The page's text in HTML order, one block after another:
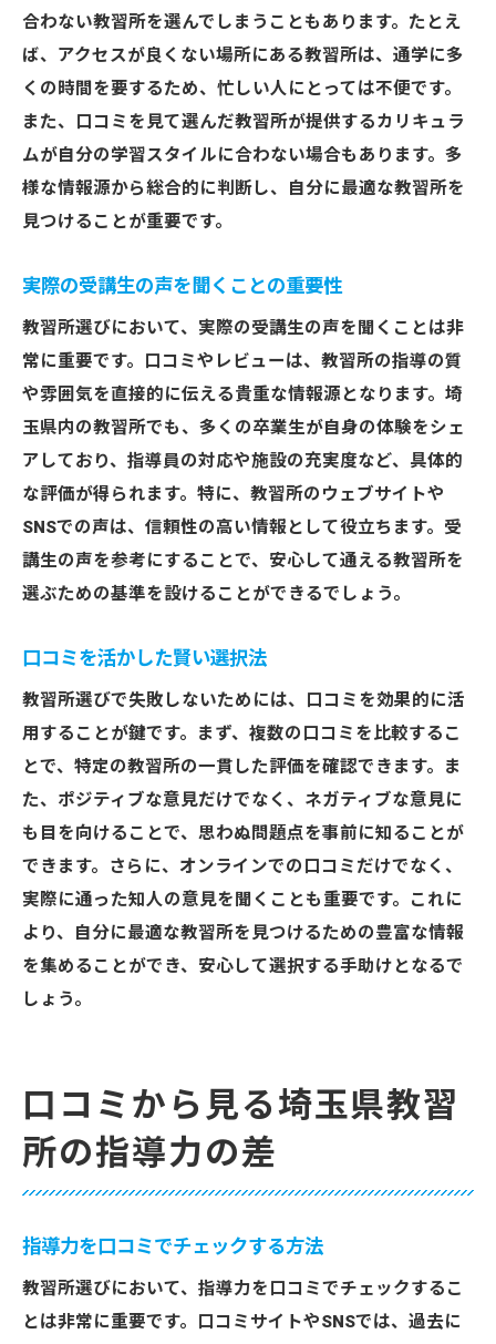
合わない教習所を選んでしまうこともあります。たとえ
ば、アクセスが良くない場所にある教習所は、通学に多
くの時間を要するため、忙しい人にとっては不便です。
また、口コミを見て選んだ教習所が提供するカリキュラ
ムが自分の学習スタイルに合わない場合もあります。多
様な情報源から総合的に判断し、自分に最適な教習所を
見つけることが重要です。
実際の受講生の声を聞くことの重要性
教習所選びにおいて、実際の受講生の声を聞くことは非
常に重要です。口コミやレビューは、教習所の指導の質
や雰囲気を直接的に伝える貴重な情報源となります。埼
玉県内の教習所でも、多くの卒業生が自身の体験をシェ
アしており、指導員の対応や施設の充実度など、具体的
な評価が得られます。特に、教習所のウェブサイトや
SNSでの声は、信頼性の高い情報として役立ちます。受
講生の声を参考にすることで、安心して通える教習所を
選ぶための基準を設けることができるでしょう。
口コミを活かした賢い選択法
教習所選びで失敗しないためには、口コミを効果的に活
用することが鍵です。まず、複数の口コミを比較するこ
とで、特定の教習所の一貫した評価を確認できます。ま
た、ポジティブな意見だけでなく、ネガティブな意見に
も目を向けることで、思わぬ問題点を事前に知ることが
できます。さらに、オンラインでの口コミだけでなく、
実際に通った知人の意見を聞くことも重要です。これに
より、自分に最適な教習所を見つけるための豊富な情報
を集めることができ、安心して選択する手助けとなるで
しょう。
口コミから見る埼玉県教習
所の指導力の差
指導力を口コミでチェックする方法
教習所選びにおいて、指導力を口コミでチェックするこ
とは非常に重要です。口コミサイトやSNSでは、過去に